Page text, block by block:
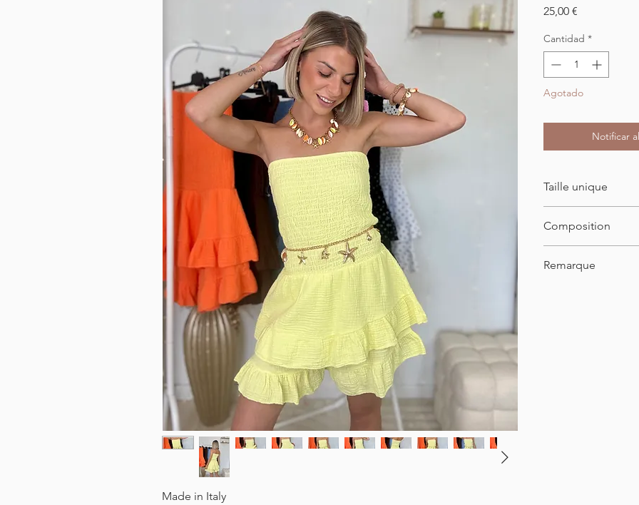
Made in Italy
25,00 €
Cantidad *
Agotado
Notificar
Taille unique
Longueur : 68cm
Composition
Remarque